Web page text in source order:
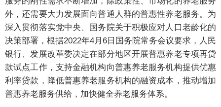
外，还需要大力发展面向普通人群的普惠性养老服务。为
深入贯彻落实党中央、国务院关于积极应对人口老龄化的
决策部署，根据2022年4月6日国务院常务会议要求，人民
银行、发展改革委决定在部分地区开展普惠养老专项再贷
款试点工作，支持金融机构向普惠养老服务机构提供优惠
利率贷款，降低普惠养老服务机构的融资成本，推动增加
普惠养老服务供给，加快健全养老服务体系。